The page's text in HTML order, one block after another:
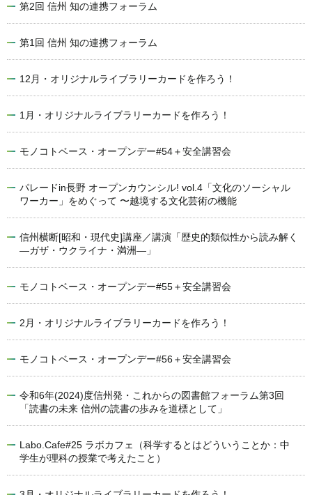
第2回 信州 知の連携フォーラム
第1回 信州 知の連携フォーラム
12月・オリジナルライブラリーカードを作ろう！
1月・オリジナルライブラリーカードを作ろう！
モノコトベース・オープンデー#54＋安全講習会
パレードin長野 オープンカウンシル! vol.4「文化のソーシャル
ワーカー」をめぐって 〜越境する文化芸術の機能
信州横断[昭和・現代史]講座／講演「歴史的類似性から読み解く
―ガザ・ウクライナ・満洲―」
モノコトベース・オープンデー#55＋安全講習会
2月・オリジナルライブラリーカードを作ろう！
モノコトベース・オープンデー#56＋安全講習会
令和6年(2024)度信州発・これからの図書館フォーラム第3回
「読書の未来 信州の読書の歩みを道標として」
Labo.Cafe#25 ラボカフェ（科学するとはどういうことか：中
学生が理科の授業で考えたこと）